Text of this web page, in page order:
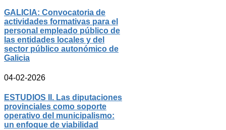
GALICIA: Convocatoria de
actividades formativas para el
personal empleado público de
las entidades locales y del
sector público autonómico de
Galicia
04-02-2026
ESTUDIOS II. Las diputaciones
provinciales como soporte
operativo del municipalismo:
un enfoque de viabilidad